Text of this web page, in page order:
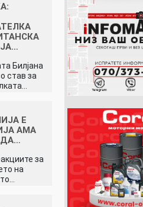
Билјана
став за
E
АМА
за
на